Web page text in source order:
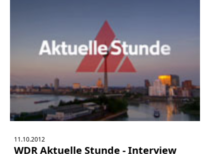
11.10.2012
WDR Aktuelle Stunde - Interview